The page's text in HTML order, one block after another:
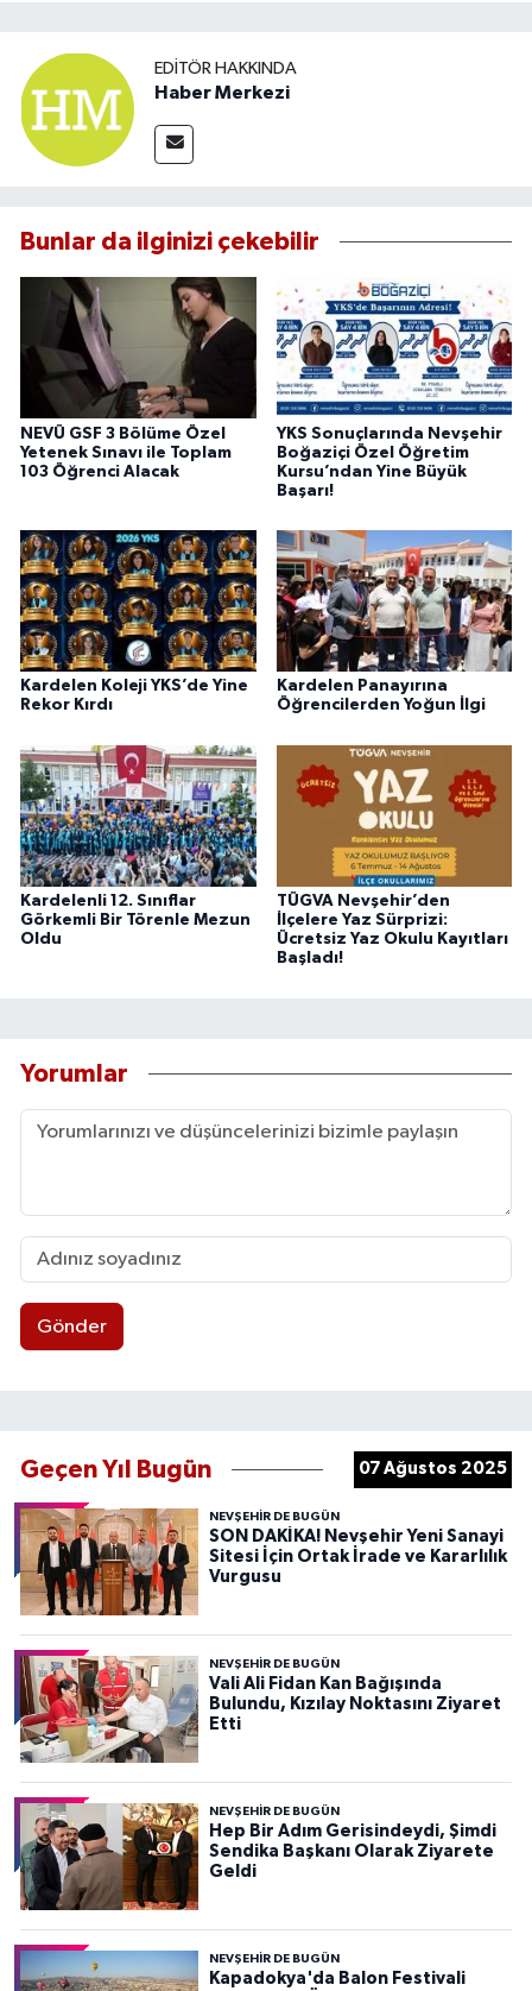
EDITÖR HAKKINDA
Haber Merkezi
Bunlar da ilginizi çekebilir
NEVÜ GSF 3 Bölüme Özel
Yetenek Sınavı ile Toplam
103 Öğrenci Alacak
YKS Sonuçlarında Nevşehir
Boğaziçi Özel Öğretim
Kursu’ndan Yine Büyük
Başarı!
Kardelen Koleji YKS’de Yine
Rekor Kırdı
Kardelen Panayırına
Öğrencilerden Yoğun İlgi
Kardelenli 12. Sınıflar
Görkemli Bir Törenle Mezun
Oldu
TÜGVA Nevşehir’den
İlçelere Yaz Sürprizi:
Ücretsiz Yaz Okulu Kayıtları
Başladı!
Yorumlar
Gönder
Geçen Yıl Bugün 07 Ağustos 2025
NEVŞEHIR DE BUGÜN
SON DAKİKA! Nevşehir Yeni Sanayi
Sitesi İçin Ortak İrade ve Kararlılık
Vurgusu
NEVŞEHIR DE BUGÜN
Vali Ali Fidan Kan Bağışında
Bulundu, Kızılay Noktasını Ziyaret
Etti
NEVŞEHIR DE BUGÜN
Hep Bir Adım Gerisindeydi, Şimdi
Sendika Başkanı Olarak Ziyarete
Geldi
NEVŞEHIR DE BUGÜN
Kapadokya'da Balon Festivali